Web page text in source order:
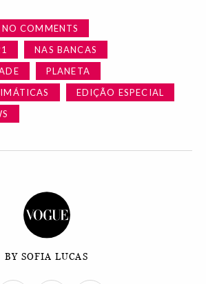
NO COMMENTS
NAS BANCAS
PLANETA
EDIÇÃO ESPECIAL
BY SOFIA LUCAS